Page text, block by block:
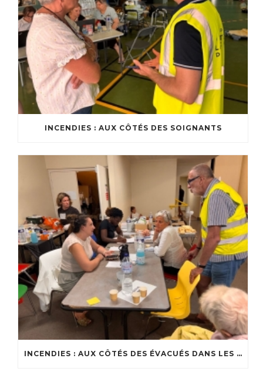
INCENDIES : AUX CÔTÉS DES SOIGNANTS
INCENDIES : AUX CÔTÉS DES ÉVACUÉS DANS LES CENTRES D’ACCUEIL DU BASSIN